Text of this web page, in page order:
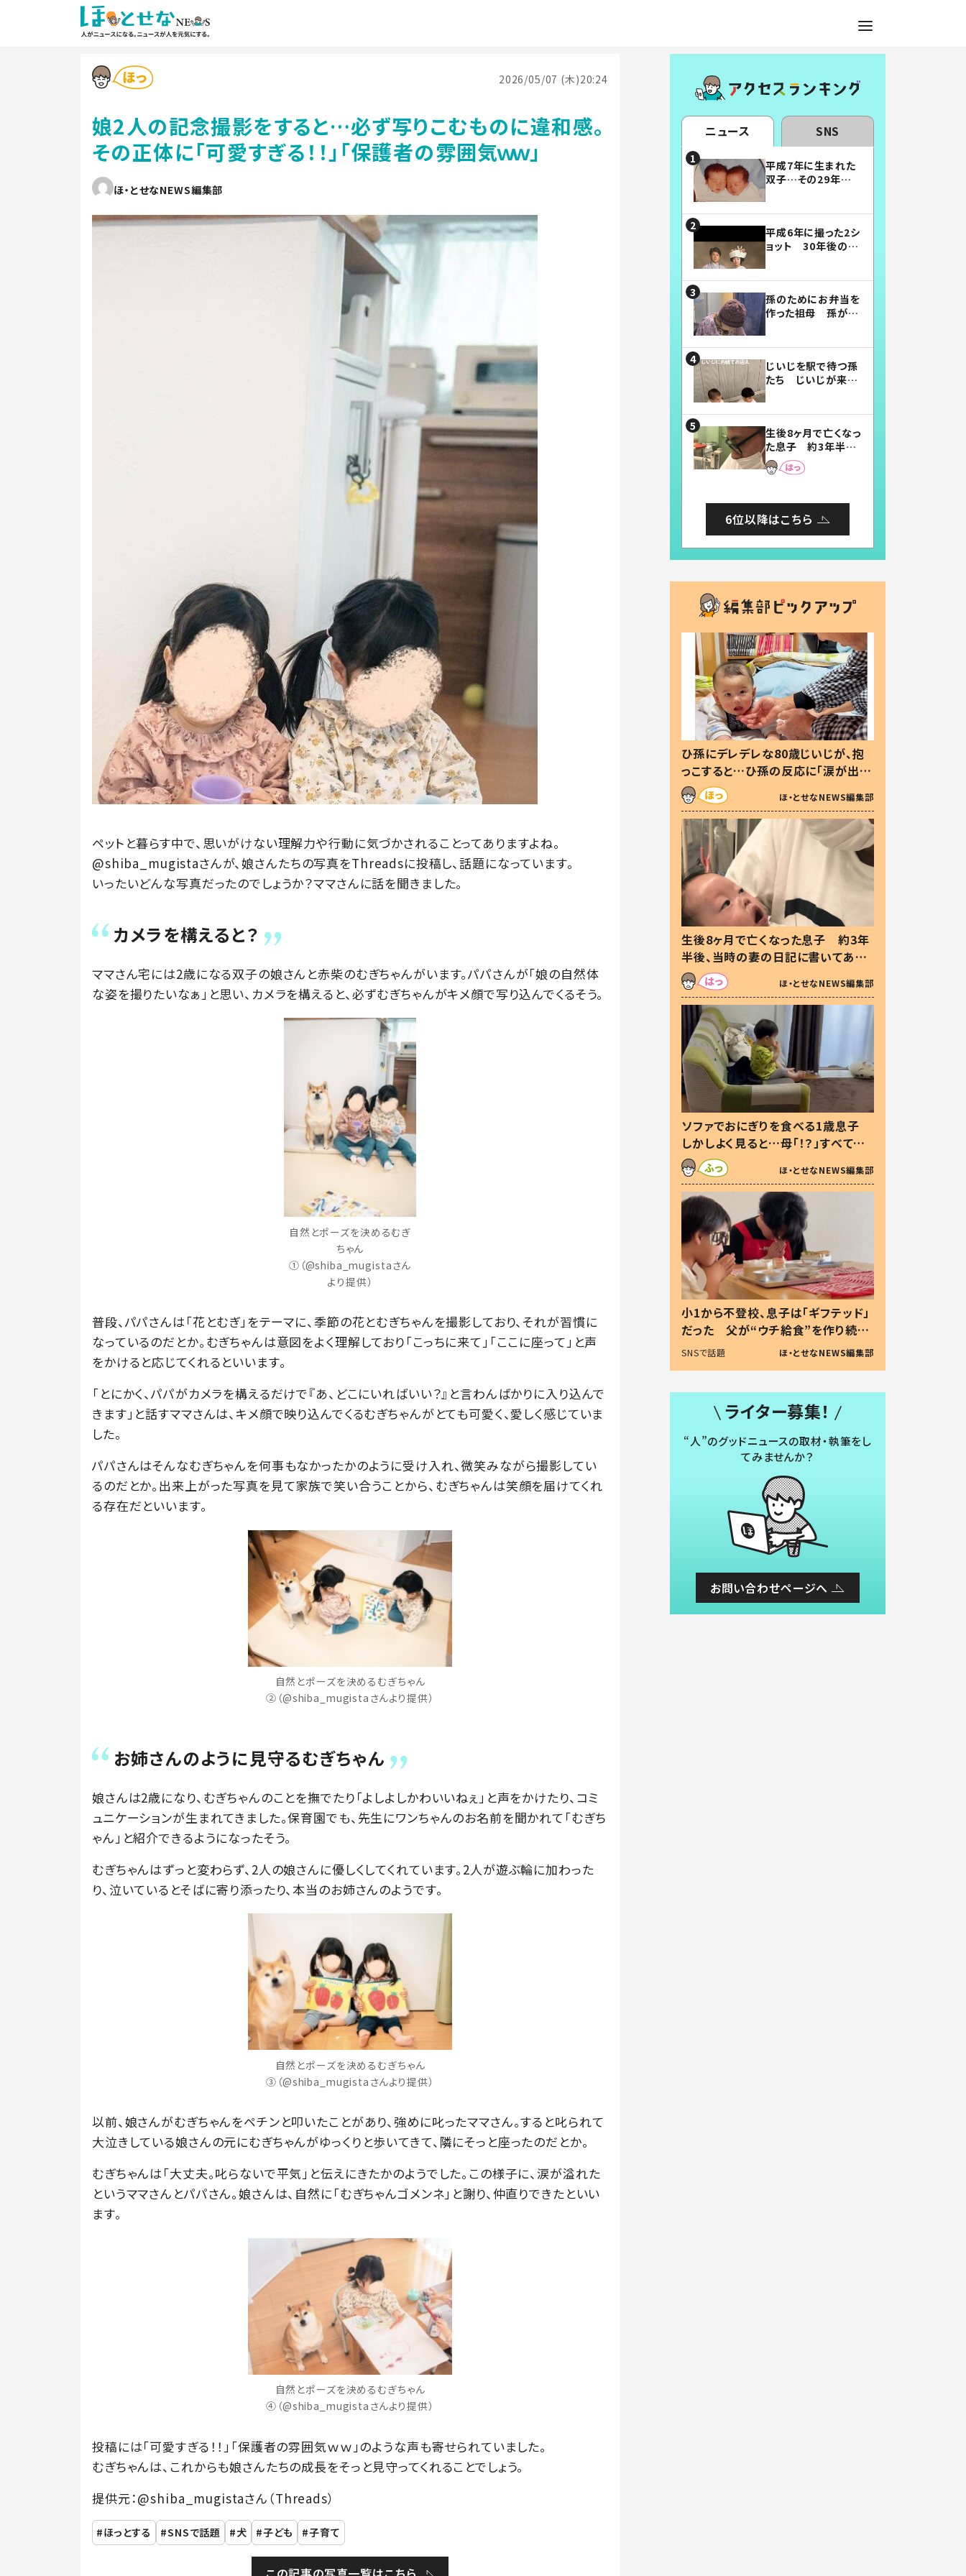
2026/05/07 (木)20:24
娘2人の記念撮影をすると…必ず写りこむものに違和感。
その正体に「可愛すぎる！！」「保護者の雰囲気ｗｗ」
ほ・とせなNEWS編集部
ペットと暮らす中で、思いがけない理解力や行動に気づかされることってありますよね。
@shiba_mugistaさんが、娘さんたちの写真をThreadsに投稿し、話題になっています。
いったいどんな写真だったのでしょうか？ママさんに話を聞きました。
カメラを構えると？
ママさん宅には2歳になる双子の娘さんと赤柴のむぎちゃんがいます。パパさんが「娘の自然体
な姿を撮りたいなぁ」と思い、カメラを構えると、必ずむぎちゃんがキメ顔で写り込んでくるそう。
自然とポーズを決めるむぎ
ちゃん
①（@shiba_mugistaさん
より提供）
普段、パパさんは「花とむぎ」をテーマに、季節の花とむぎちゃんを撮影しており、それが習慣に
なっているのだとか。むぎちゃんは意図をよく理解しており「こっちに来て」「ここに座って」と声
をかけると応じてくれるといいます。
「とにかく、パパがカメラを構えるだけで『あ、どこにいればいい？』と言わんばかりに入り込んで
きます」と話すママさんは、キメ顔で映り込んでくるむぎちゃんがとても可愛く、愛しく感じていま
した。
パパさんはそんなむぎちゃんを何事もなかったかのように受け入れ、微笑みながら撮影してい
るのだとか。出来上がった写真を見て家族で笑い合うことから、むぎちゃんは笑顔を届けてくれ
る存在だといいます。
自然とポーズを決めるむぎちゃん
②（@shiba_mugistaさんより提供）
お姉さんのように見守るむぎちゃん
娘さんは2歳になり、むぎちゃんのことを撫でたり「よしよしかわいいねぇ」と声をかけたり、コミ
ュニケーションが生まれてきました。保育園でも、先生にワンちゃんのお名前を聞かれて「むぎち
ゃん」と紹介できるようになったそう。
むぎちゃんはずっと変わらず、2人の娘さんに優しくしてくれています。2人が遊ぶ輪に加わった
り、泣いているとそばに寄り添ったり、本当のお姉さんのようです。
自然とポーズを決めるむぎちゃん
③（@shiba_mugistaさんより提供）
以前、娘さんがむぎちゃんをペチンと叩いたことがあり、強めに叱ったママさん。すると叱られて
大泣きしている娘さんの元にむぎちゃんがゆっくりと歩いてきて、隣にそっと座ったのだとか。
むぎちゃんは「大丈夫。叱らないで平気」と伝えにきたかのようでした。この様子に、涙が溢れた
というママさんとパパさん。娘さんは、自然に「むぎちゃんゴメンネ」と謝り、仲直りできたといい
ます。
自然とポーズを決めるむぎちゃん
④（@shiba_mugistaさんより提供）
投稿には「可愛すぎる！！」「保護者の雰囲気ｗｗ」のような声も寄せられていました。
むぎちゃんは、これからも娘さんたちの成長をそっと見守ってくれることでしょう。
提供元：@shiba_mugistaさん（Threads）
ほっとする SNSで話題 犬 子ども 子育て
ニュース SNS
平成7年に生まれた
双子…その29年後
平成6年に撮った2シ
ョット 30年後の姿
孫のためにお弁当を
作った祖母 孫が絶
じいじを駅で待つ孫
たち じいじが来た
まらない」「幸せにな
れる」
生後8ヶ月で亡くなっ
た息子 約3年半
後、当時の妻の日記
に書いてあった本音
6位以降はこちら
ひ孫にデレデレな80歳じいじが、抱
っこすると…ひ孫の反応に「涙が出ま
した」「可愛くて仕方ない」
ほ・とせなNEWS編集部
生後8ヶ月で亡くなった息子 約3年
半後、当時の妻の日記に書いてあっ
た本音とは
ほ・とせなNEWS編集部
ソファでおにぎりを食べる1歳息子
しかしよく見ると…母「！？」すべてを
察した母の投稿に「可愛いから許
す！」「現行犯〜」
ほ・とせなNEWS編集部
小1から不登校、息子は「ギフテッド」
だった 父が“ウチ給食”を作り続け
る理由とは #令和の親 #令和の子
SNSで話題 ほ・とせなNEWS編集部
ライター募集！
“人”のグッドニュースの取材・執筆をし
てみませんか？
お問い合わせページへ